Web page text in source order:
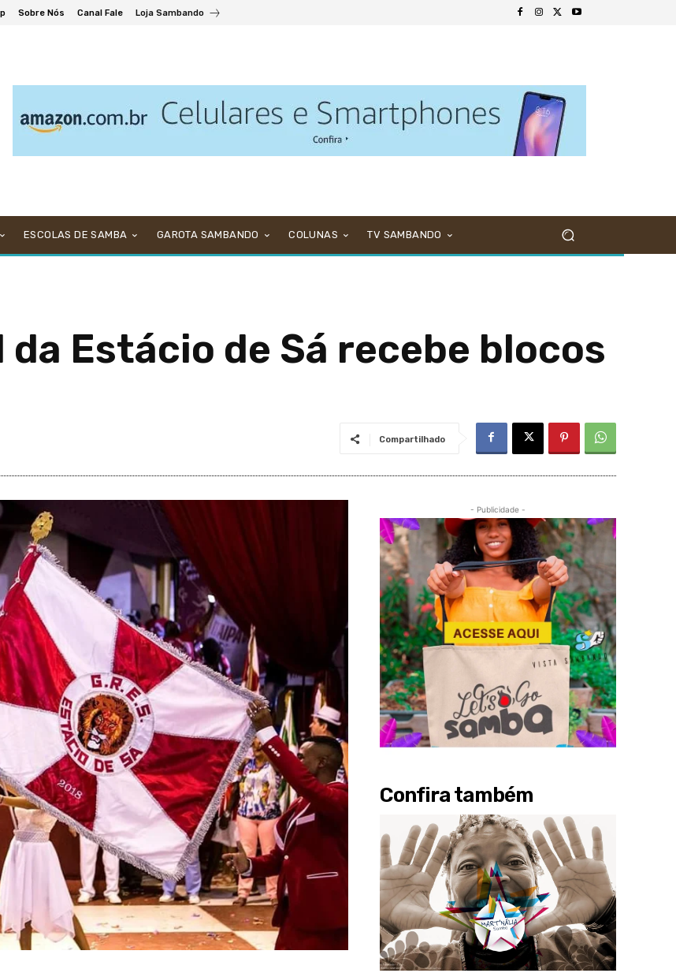
Sobre Nós Canal Fale Loja Sambando
ESCOLAS DE SAMBA GAROTA SAMBANDO COLUNAS TV SAMBANDO
Estácio de Sá recebe blocos
Compartilhado
- Publicidade -
Confira também